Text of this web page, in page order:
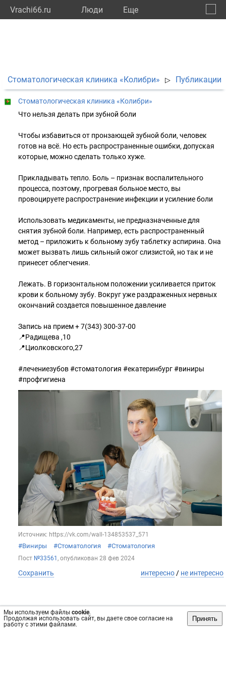
Vrachi66.ru Люди Eще
Мы используем файлы cookie.
Продолжая использовать сайт, вы даете свое согласие на
работу с этими файлами.
Принять
Стоматологическая клиника «Колибри» ▷ Публикации
Стоматологическая клиника «Колибри»
Что нельзя делать при зубной боли
Чтобы избавиться от пронзающей зубной боли, человек
готов на всё. Но есть распространенные ошибки, допуская
которые, можно сделать только хуже.
Прикладывать тепло. Боль – признак воспалительного
процесса, поэтому, прогревая больное место, вы
провоцируете распространение инфекции и усиление боли
Использовать медикаменты, не предназначенные для
снятия зубной боли. Например, есть распространенный
метод – приложить к больному зубу таблетку аспирина. Она
может вызвать лишь сильный ожог слизистой, но так и не
принесет облегчения.
Лежать. В горизонтальном положении усиливается приток
крови к больному зубу. Вокруг уже раздраженных нервных
окончаний создается повышенное давление
Запись на прием + 7(343) 300-37-00
📍Радищева ,10
📍Циолковского,27
#лечениезубов #стоматология #екатеринбург #виниры
#профгигиена
Источник: https://vk.com/wall-134853537_571
#Виниры #Стоматология #Стоматология
Пост №33561 , опубликован 28 фев 2024
Сохранить интересно/ не интересно
Стоматологическая клиника «Колибри»